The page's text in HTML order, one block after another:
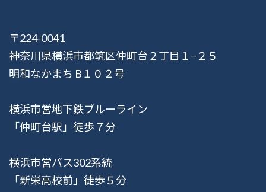
〒224-0041
神奈川県横浜市都筑区仲町台２丁目１−２５
明和なかまち B１０２号
横浜市営地下鉄ブルーライン
「仲町台駅」徒歩７分
横浜市営バス302系統
「新栄高校前」徒歩５分